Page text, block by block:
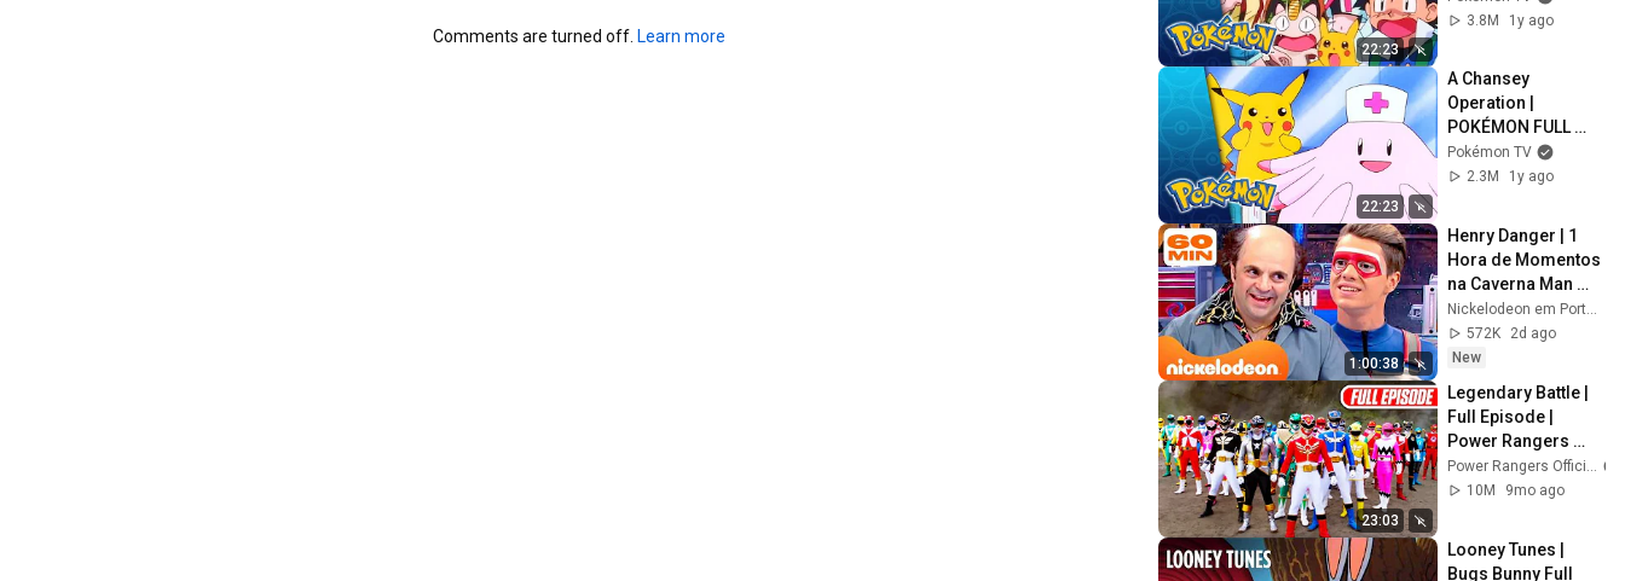
Comments are turned off. Learn more
22:23
Season 1
3.8M
1y ago
22:23
A Chansey
Operation |
POKÉMON FULL
EPISODE 44 |
Season 1
Pokémon TV
2.3M
1y ago
1:00:38
Henry Danger | 1
Hora de Momentos
na Caverna Man
com o Schwoz 🤓 |
Nickelodeon em
Português
Nickelodeon em Português
572K
2d ago
New
23:03
Legendary Battle |
Full Episode |
Power Rangers
Super Megaforce |
Power Rangers
Power Rangers Official
10M
9mo ago
Looney Tunes |
Bugs Bunny Full